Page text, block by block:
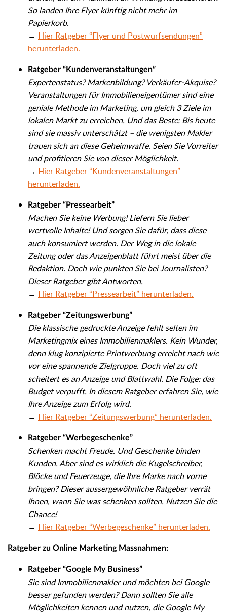
So landen Ihre Flyer künftig nicht mehr im
Papierkorb.
→ Hier Ratgeber “Flyer und Postwurfsendungen”
herunterladen.
Ratgeber “Kundenveranstaltungen”
Expertenstatus? Markenbildung? Verkäufer-Akquise?
Veranstaltungen für Immobilieneigentümer sind eine
geniale Methode im Marketing, um gleich 3 Ziele im
lokalen Markt zu erreichen. Und das Beste: Bis heute
sind sie massiv unterschätzt – die wenigsten Makler
trauen sich an diese Geheimwaffe. Seien Sie Vorreiter
und profitieren Sie von dieser Möglichkeit.
→ Hier Ratgeber “Kundenveranstaltungen”
herunterladen.
Ratgeber “Pressearbeit”
Machen Sie keine Werbung! Liefern Sie lieber
wertvolle Inhalte! Und sorgen Sie dafür, dass diese
auch konsumiert werden. Der Weg in die lokale
Zeitung oder das Anzeigenblatt führt meist über die
Redaktion. Doch wie punkten Sie bei Journalisten?
Dieser Ratgeber gibt Antworten.
→ Hier Ratgeber “Pressearbeit” herunterladen.
Ratgeber “Zeitungswerbung”
Die klassische gedruckte Anzeige fehlt selten im
Marketingmix eines Immobilienmaklers. Kein Wunder,
denn klug konzipierte Printwerbung erreicht nach wie
vor eine spannende Zielgruppe. Doch viel zu oft
scheitert es an Anzeige und Blattwahl. Die Folge: das
Budget verpufft. In diesem Ratgeber erfahren Sie, wie
Ihre Anzeige zum Erfolg wird.
→ Hier Ratgeber “Zeitungswerbung” herunterladen.
Ratgeber “Werbegeschenke”
Schenken macht Freude. Und Geschenke binden
Kunden. Aber sind es wirklich die Kugelschreiber,
Blöcke und Feuerzeuge, die Ihre Marke nach vorne
bringen? Dieser aussergewöhnliche Ratgeber verrät
Ihnen, wann Sie was schenken sollten. Nutzen Sie die
Chance!
→ Hier Ratgeber “Werbegeschenke” herunterladen.
Ratgeber zu Online Marketing Massnahmen:
Ratgeber “Google My Business”
Sie sind Immobilienmakler und möchten bei Google
besser gefunden werden? Dann sollten Sie alle
Möglichkeiten kennen und nutzen, die Google My